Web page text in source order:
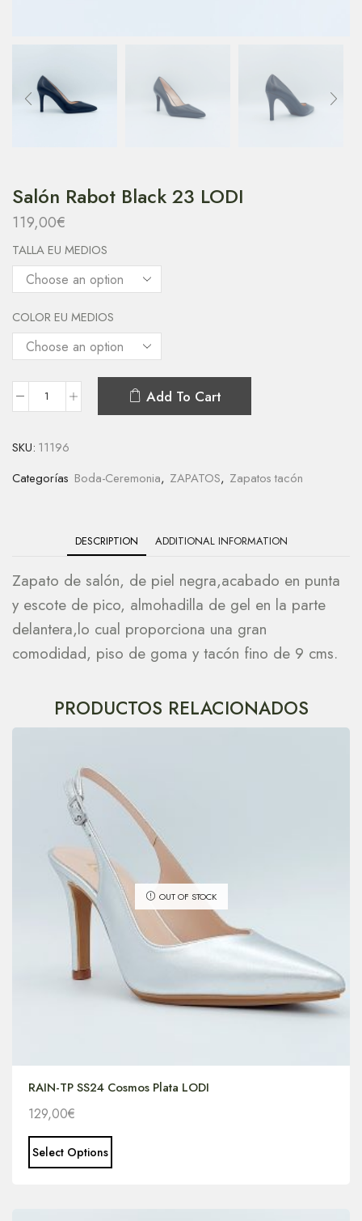
Salón Rabot Black 23 LODI
119,00€
TALLA EU MEDIOS
COLOR EU MEDIOS
Add To Cart
SKU: 11196
Categorías Boda-Ceremonia, ZAPATOS, Zapatos tacón
DESCRIPTION ADDITIONAL INFORMATION
Zapato de salón, de piel negra,acabado en punta
y escote de pico, almohadilla de gel en la parte
delantera,lo cual proporciona una gran
comodidad, piso de goma y tacón fino de 9 cms.
PRODUCTOS RELACIONADOS
OUT OF STOCK
RAIN-TP SS24 Cosmos Plata LODI
129,00€
Select Options